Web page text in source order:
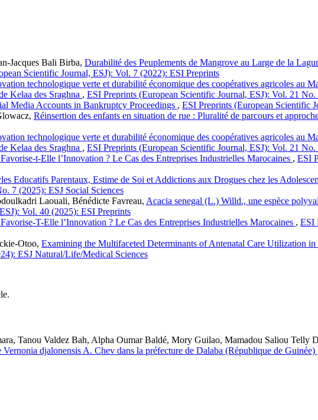
Jacques Bali Birba, Durabilité des Peuplements de Mangrove au Large de la
Scientific Journal, ESJ): Vol. 7 (2022): ESI Preprints
technologique verte et durabilité économique des coopératives agricoles au
Kelaa des Sraghna , ESI Preprints (European Scientific Journal, ESJ): Vol. 21
Media Accounts in Bankruptcy Proceedings , ESI Preprints (European Scientific
Réinsertion des enfants en situation de rue : Pluralité de parcours et
technologique verte et durabilité économique des coopératives agricoles au
Kelaa des Sraghna , ESI Preprints (European Scientific Journal, ESJ): Vol. 21
t-Elle l’Innovation ? Le Cas des Entreprises Industrielles Marocaines , ESI
Educatifs Parentaux, Estime de Soi et Addictions aux Drogues chez les
7 (2025): ESJ Social Sciences
Laouali, Bénédicte Favreau, Acacia senegal (L.) Willd., une espèce
Vol. 40 (2025): ESI Preprints
T-Elle l’Innovation ? Le Cas des Entreprises Industrielles Marocaines , ESI
Otoo, Examining the Multifaceted Determinants of Antenatal Care Utilization
ESJ Natural/Life/Medical Sciences
Tanou Valdez Bah, Alpha Oumar Baldé, Mory Guilao, Mamadou Saliou Telly
djalonensis A. Chev dans la préfecture de Dalaba (République de Guinée)